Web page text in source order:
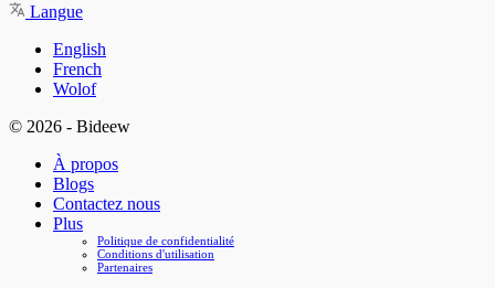
Langue
English
French
Wolof
© 2026 - Bideew
À propos
Blogs
Contactez nous
Plus
Politique de confidentialité
Conditions d'utilisation
Partenaires